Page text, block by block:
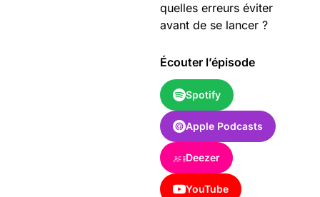
quelles erreurs éviter
avant de se lancer ?
Écouter l’épisode
Spotify
Apple Podcasts
Deezer
YouTube